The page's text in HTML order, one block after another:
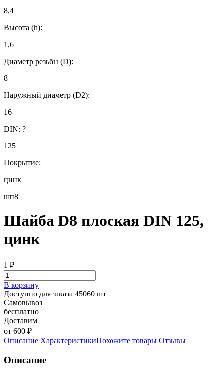
8,4
Высота (h):
1,6
Диаметр резьбы (D):
8
Наружный диаметр (D2):
16
DIN: ?
125
Покрытие:
цинк
шп8
Шайба D8 плоская DIN 125,
цинк
1 ₽
В корзину
Доступно для заказа 45060 шт
Самовывоз
бесплатно
Доставим
от 600 ₽
Описание ХарактеристикиПохожите товары Отзывы
Описание